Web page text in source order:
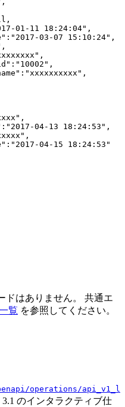
,
01-11 18:24:04" ,
: " 2017-03-07 15:10:24" ,
,
" ,
: " 10002 " ,
: " xxxxxxxxxx " ,
" ,
: " 2017-04-13 18 : 24 : 53 " ,
" ,
" : " 2017-04-15 18 : 24 : 53 "
ドはありません。 共通エ
覧 を参照してください。
operations/api_v1_l
3.1 のインタラクティブ仕